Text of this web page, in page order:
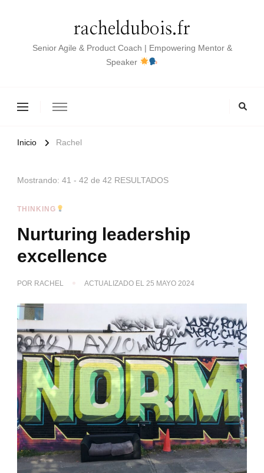
racheldubois.fr
Senior Agile & Product Coach | Empowering Mentor &
Speaker
Inicio Rachel
Mostrando: 41 - 42 de 42 RESULTADOS
THINKING
Nurturing leadership
excellence
POR RACHEL ACTUALIZADO EL 25 MAYO 2024